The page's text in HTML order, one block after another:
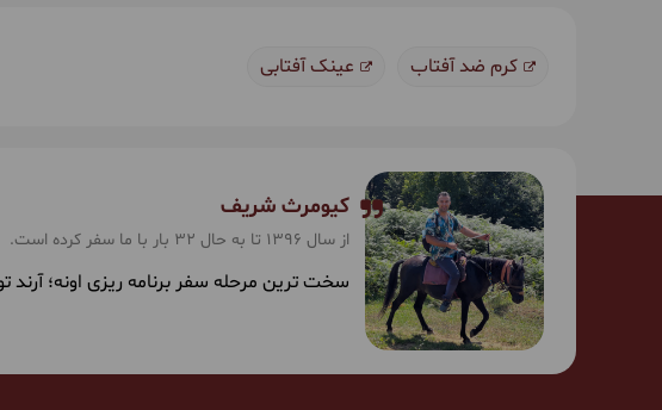
کرم ضد آفتاب عینک آفتابی
کیومرث شریف
از سال 1396 تا به حال 32 بار با ما سفر کرده است.
سخت ترین مرحله سفر برنامه ریزی اونه؛